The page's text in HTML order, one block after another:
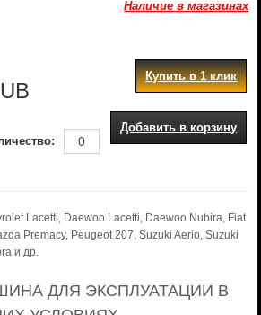
Наличие в магазинах
Купить в 1 клик
Добавить в корзину
Lacetti, Daewoo Lacetti, Daewoo Nubira, Fiat
Premacy, Peugeot 207, Suzuki Aerio, Suzuki
и др.
ДЛЯ ЭКСПЛУАТАЦИИ В